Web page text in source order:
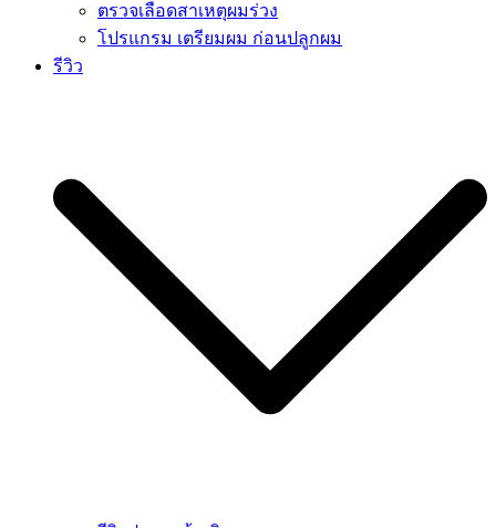
ตรวจเลือดสาเหตุผมร่วง
โปรแกรม เตรียมผม ก่อนปลูกผม
รีวิว